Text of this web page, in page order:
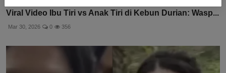
Viral Video Ibu Tiri vs Anak Tiri di Kebun Durian: Wasp...
Mar 30, 2026 0 356